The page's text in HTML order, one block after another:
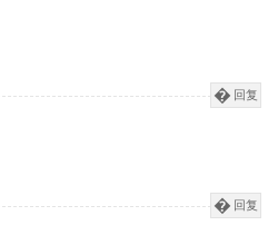
回复
回复